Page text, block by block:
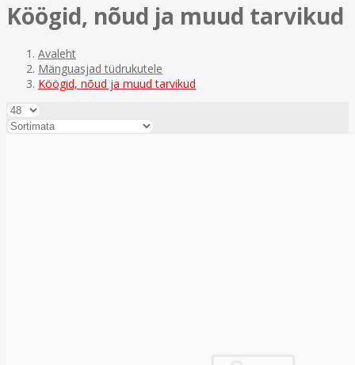
Köögid, nõud ja muud tarvikud
Avaleht
Mänguasjad tüdrukutele
Köögid, nõud ja muud tarvikud